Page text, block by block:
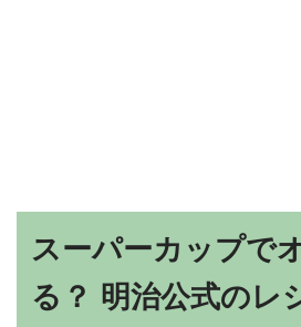
スーパーカップで
る？ 明治公式のレ